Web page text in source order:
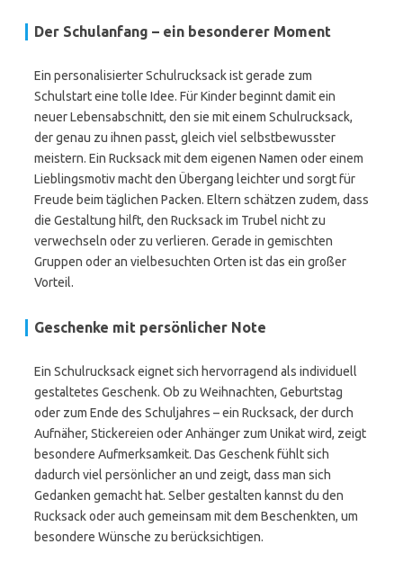
Der Schulanfang – ein besonderer Moment
Ein personalisierter Schulrucksack ist gerade zum
Schulstart eine tolle Idee. Für Kinder beginnt damit ein
neuer Lebensabschnitt, den sie mit einem Schulrucksack,
der genau zu ihnen passt, gleich viel selbstbewusster
meistern. Ein Rucksack mit dem eigenen Namen oder einem
Lieblingsmotiv macht den Übergang leichter und sorgt für
Freude beim täglichen Packen. Eltern schätzen zudem, dass
die Gestaltung hilft, den Rucksack im Trubel nicht zu
verwechseln oder zu verlieren. Gerade in gemischten
Gruppen oder an vielbesuchten Orten ist das ein großer
Vorteil.
Geschenke mit persönlicher Note
Ein Schulrucksack eignet sich hervorragend als individuell
gestaltetes Geschenk. Ob zu Weihnachten, Geburtstag
oder zum Ende des Schuljahres – ein Rucksack, der durch
Aufnäher, Stickereien oder Anhänger zum Unikat wird, zeigt
besondere Aufmerksamkeit. Das Geschenk fühlt sich
dadurch viel persönlicher an und zeigt, dass man sich
Gedanken gemacht hat. Selber gestalten kannst du den
Rucksack oder auch gemeinsam mit dem Beschenkten, um
besondere Wünsche zu berücksichtigen.